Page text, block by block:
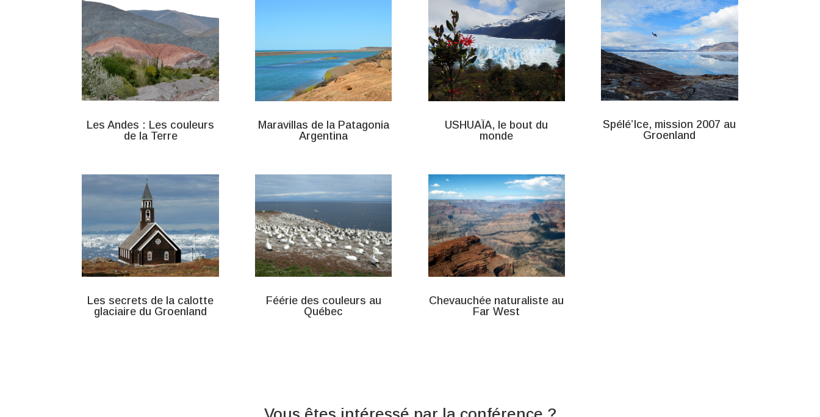
Les Andes : Les couleurs
de la Terre
Maravillas de la Patagonia
Argentina
USHUAÏA, le bout du
monde
Spélé’Ice, mission 2007 au
Groenland
Les secrets de la calotte
glaciaire du Groenland
Féérie des couleurs au
Québec
Chevauchée naturaliste au
Far West